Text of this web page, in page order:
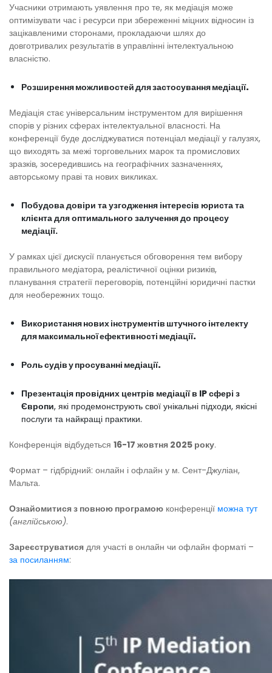
Учасники отримають уявлення про те, як медіація може
оптимізувати час і ресурси при збереженні міцних відносин із
зацікавленими сторонами, прокладаючи шлях до
довготривалих результатів в управлінні інтелектуальною
власністю.
Розширення можливостей для застосування медіації.
Медіація стає універсальним інструментом для вирішення
спорів у різних сферах інтелектуальної власності. На
конференції буде досліджуватися потенціал медіації у галузях,
що виходять за межі торговельних марок та промислових
зразків, зосередившись на географічних зазначеннях,
авторському праві та нових викликах.
Побудова довіри та узгодження інтересів юриста та
клієнта для оптимального залучення до процесу
медіації.
У рамках цієї дискусії планується обговорення тем вибору
правильного медіатора, реалістичної оцінки ризиків,
планування стратегії переговорів, потенційні юридичні пастки
для необережних тощо.
Використання нових інструментів штучного інтелекту
для максимальної ефективності медіації.
Роль судів у просуванні медіації.
Презентація провідних центрів медіації в IP сфері з
Європи, які продемонструють свої унікальні підходи, якісні
послуги та найкращі практики.
Конференція відбудеться 16-17 жовтня 2025 року.
Формат – гідбрідний: онлайн і офлайн у м. Сент-Джуліан,
Мальта.
Ознайомитися з повною програмою конференції можна тут
(англійською).
Зареєструватися для участі в онлайн чи офлайн форматі –
за посиланням: